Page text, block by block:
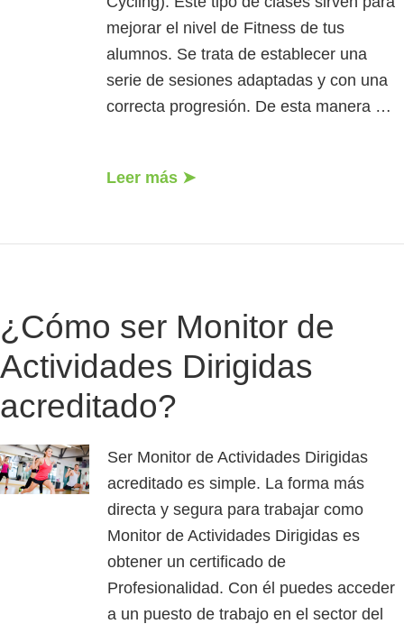
mejorar el nivel de Fitness de tus
alumnos. Se trata de establecer una
serie de sesiones adaptadas y con una
correcta progresión. De esta manera …
Leer más ➤
¿Cómo ser Monitor de
Actividades Dirigidas
acreditado?
Ser Monitor de Actividades Dirigidas
acreditado es simple. La forma más
directa y segura para trabajar como
Monitor de Actividades Dirigidas es
obtener un certificado de
Profesionalidad. Con él puedes acceder
a un puesto de trabajo en el sector del